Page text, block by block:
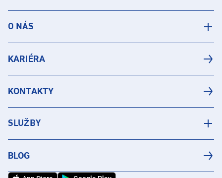
O NÁS
KARIÉRA
KONTAKTY
SLUŽBY
BLOG